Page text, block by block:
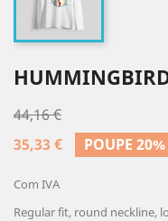
44,16 €
35,33 €
POUPE 20%
Com IVA
Regular fit, round neckline,